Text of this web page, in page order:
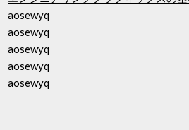
aosewyq
aosewyq
aosewyq
aosewyq
aosewyq